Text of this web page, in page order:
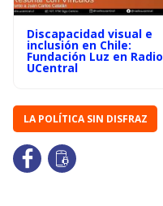
Discapacidad visual e
inclusión en Chile:
Fundación Luz en Radio
UCentral
LA POLÍTICA SIN DISFRAZ